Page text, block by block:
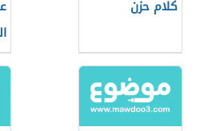
كلام حزن